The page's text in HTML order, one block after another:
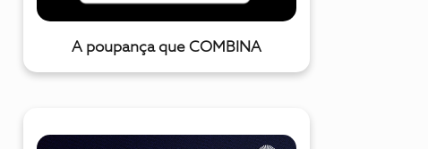
A poupança que COMBINA